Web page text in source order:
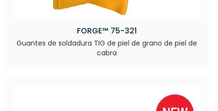
FORGE™ 75-321
Guantes de soldadura TIG de piel de grano de piel de
cabra